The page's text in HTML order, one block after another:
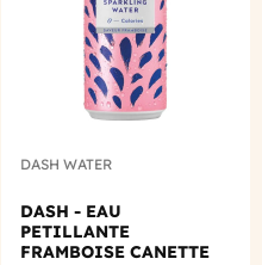
DASH WATER
DASH - EAU
PETILLANTE
FRAMBOISE CANETTE